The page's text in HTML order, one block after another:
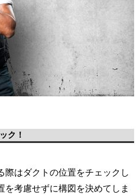
ク！
際はダクトの位置をチェックし
考慮せずに構図を決めてしま